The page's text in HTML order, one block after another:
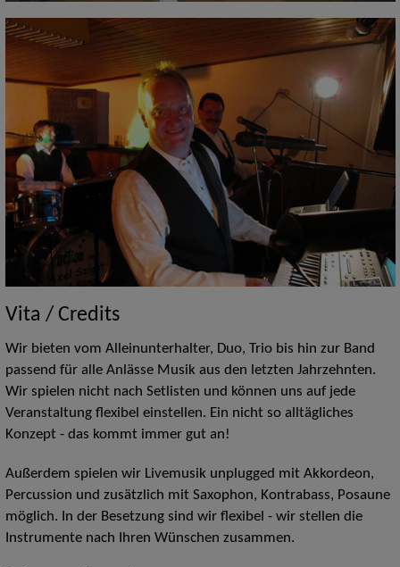
Vita / Credits
Wir bieten vom Alleinunterhalter, Duo, Trio bis hin zur Band
passend für alle Anlässe Musik aus den letzten Jahrzehnten.
Wir spielen nicht nach Setlisten und können uns auf jede
Veranstaltung flexibel einstellen. Ein nicht so alltägliches
Konzept - das kommt immer gut an!
Außerdem spielen wir Livemusik unplugged mit Akkordeon,
Percussion und zusätzlich mit Saxophon, Kontrabass, Posaune
möglich. In der Besetzung sind wir flexibel - wir stellen die
Instrumente nach Ihren Wünschen zusammen.